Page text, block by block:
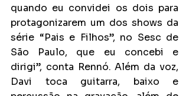
quando eu convidei os dois para
protagonizarem um dos shows da
série “Pais e Filhos”, no Sesc de
São Paulo, que eu concebi e
dirigi”, conta Rennó. Além da voz,
Davi toca guitarra, baixo e